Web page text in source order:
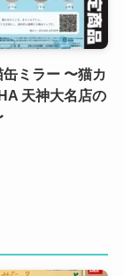
缶ミラー 〜猫カ
天神大名店の